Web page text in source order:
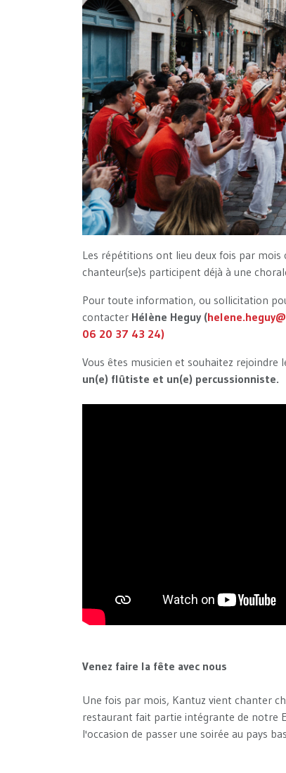
Les répétitions ont lieu deux fois par
chanteur(se)s participent déjà à une
Pour toute information, ou sollicitation
contacter Hélène Heguy (
06 20 37 43 24)
Vous êtes musicien et souhaitez
un(e) flûtiste et un(e) percussionniste.
Venez faire la fête avec nous
Une fois par mois, Kantuz vient chanter
restaurant fait partie intégrante de notre
l'occasion de passer une soirée au pays